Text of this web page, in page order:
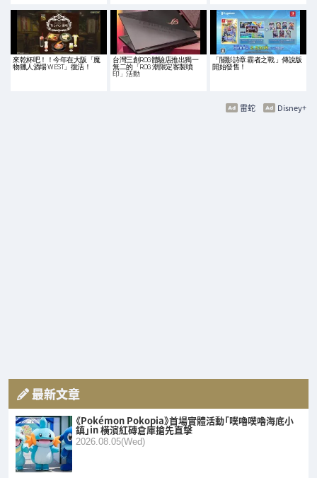
來乾杯吧！！今年在大阪「魔
物獵人酒場 WEST」復活！
台灣三創ROG體驗店推出獨一
無二的「ROG 潮限定客製噴
印」活動
「閽影詩章.霸者之戰 」傳說版
開始發售！
Disney+
雷蛇
最新文章
《Pokémon Pokopia》首場實體活動「噗嚕噗嚕海底小
鎮」in 橫濱紅磚倉庫搶先直擊
2026.08.05(Wed)